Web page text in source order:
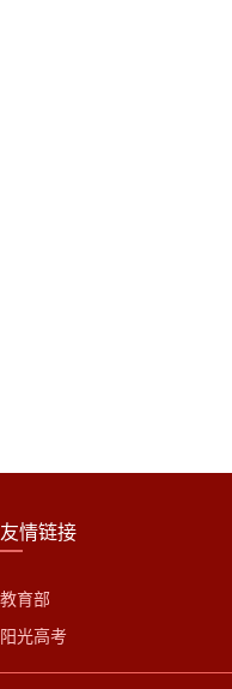
友情链接
教育部
阳光高考